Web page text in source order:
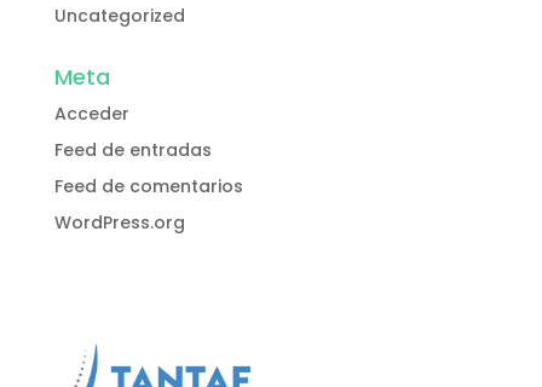
Uncategorized
Meta
Acceder
Feed de entradas
Feed de comentarios
WordPress.org